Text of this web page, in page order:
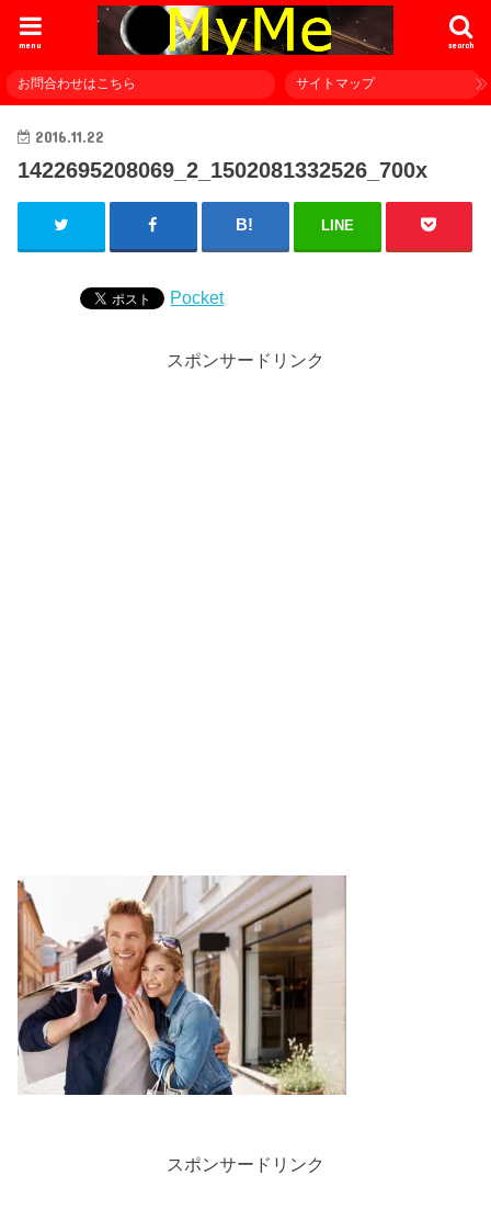
search
menu
お問合わせはこちら サイトマップ
2016.11.22
1422695208069_2_1502081332526_700x
LINE
Pocket
スポンサードリンク
スポンサードリンク